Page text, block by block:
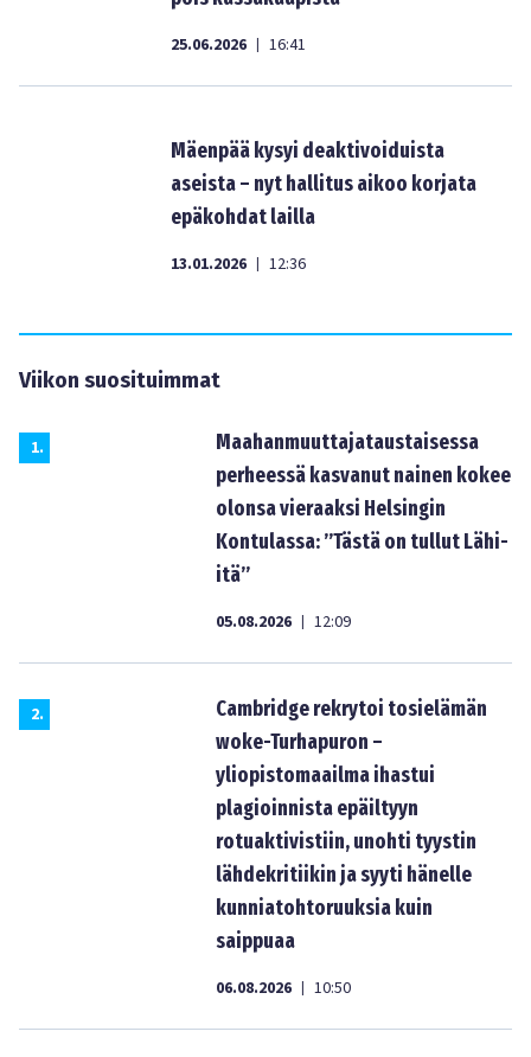
25.06.2026 | 16:41
Mäenpää kysyi deaktivoiduista
aseista – nyt hallitus aikoo korjata
epäkohdat lailla
13.01.2026 | 12:36
Viikon suosituimmat
1.
Maahanmuuttajataustaisessa
perheessä kasvanut nainen kokee
olonsa vieraaksi Helsingin
Kontulassa: ”Tästä on tullut Lähi-
itä”
05.08.2026 | 12:09
2.
Cambridge rekrytoi tosielämän
woke-Turhapuron –
yliopistomaailma ihastui
plagioinnista epäiltyyn
rotuaktivistiin, unohti tyystin
lähdekritiikin ja syyti hänelle
kunniatohtoruuksia kuin
saippuaa
06.08.2026 | 10:50